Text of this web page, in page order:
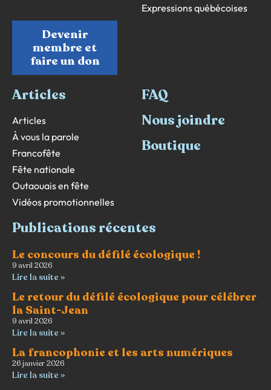
Devenir
membre et
faire un don
Expressions québécoises
Articles
Articles
À vous la parole
Francofête
Fête nationale
Outaouais en fête
Vidéos promotionnelles
FAQ
Nous joindre
Boutique
Publications récentes
Le concours du défilé écologique !
9 avril 2026
Lire la suite »
Le retour du défilé écologique pour célébrer
la Saint-Jean
9 avril 2026
Lire la suite »
La francophonie et les arts numériques
26 janvier 2026
Lire la suite »